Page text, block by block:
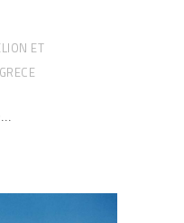
ET
GRECE